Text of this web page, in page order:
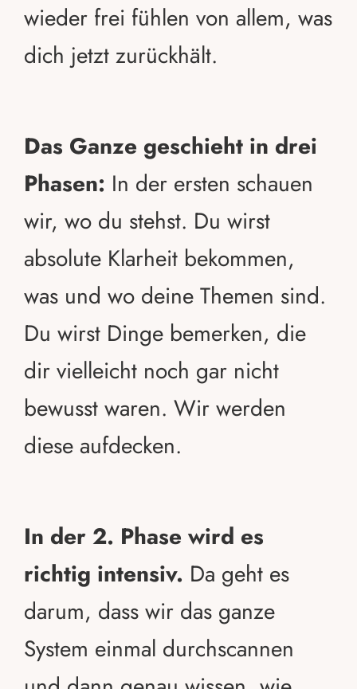
wieder frei fühlen von allem, was
dich jetzt zurückhält.
Das Ganze geschieht in drei
Phasen: In der ersten schauen
wir, wo du stehst. Du wirst
absolute Klarheit bekommen,
was und wo deine Themen sind.
Du wirst Dinge bemerken, die
dir vielleicht noch gar nicht
bewusst waren. Wir werden
diese aufdecken.
In der 2. Phase wird es
richtig intensiv. Da geht es
darum, dass wir das ganze
System einmal durchscannen